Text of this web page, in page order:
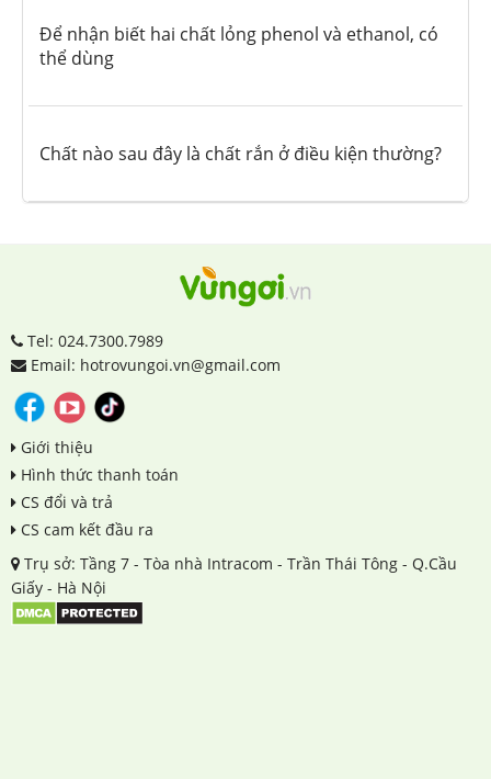
Để nhận biết hai chất lỏng phenol và ethanol, có
thể dùng
Chất nào sau đây là chất rắn ở điều kiện thường?
Tel: 024.7300.7989
Email: hotrovungoi.vn@gmail.com
Giới thiệu
Hình thức thanh toán
CS đổi và trả
CS cam kết đầu ra
Trụ sở: Tầng 7 - Tòa nhà Intracom - Trần Thái Tông - Q.Cầu
Giấy - Hà Nội